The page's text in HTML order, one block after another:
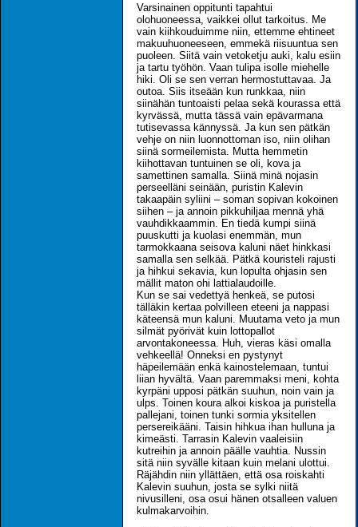
Varsinainen oppitunti tapahtui
olohuoneessa, vaikkei ollut tarkoitus. Me
vain kiihkouduimme niin, ettemme ehtineet
makuuhuoneeseen, emmekä riisuuntua sen
puoleen. Siitä vain vetoketju auki, kalu esiin
ja tartu työhön. Vaan tulipa isolle miehelle
hiki. Oli se sen verran hermostuttavaa. Ja
outoa. Siis itseään kun runkkaa, niin
siinähän tuntoaisti pelaa sekä kourassa että
kyrvässä, mutta tässä vain epävarmana
tutisevassa kännyssä. Ja kun sen pätkän
vehje on niin luonnottoman iso, niin olihan
siinä sormeilemista. Mutta hemmetin
kiihottavan tuntuinen se oli, kova ja
samettinen samalla. Siinä minä nojasin
perseelläni seinään, puristin Kalevin
takaapäin syliini – soman sopivan kokoinen
siihen – ja annoin pikkuhiljaa mennä yhä
vauhdikkaammin. En tiedä kumpi siinä
puuskutti ja kuolasi enemmän, mun
tarmokkaana seisova kaluni näet hinkkasi
samalla sen selkää. Pätkä kouristeli rajusti
ja hihkui sekavia, kun lopulta ohjasin sen
mällit maton ohi lattialaudoille.
Kun se sai vedettyä henkeä, se putosi
tälläkin kertaa polvilleen eteeni ja nappasi
käteensä mun kaluni. Muutama veto ja mun
silmät pyörivät kuin lottopallot
arvontakoneessa. Huh, vieras käsi omalla
vehkeellä! Onneksi en pystynyt
häpeilemään enkä kainostelemaan, tuntui
liian hyvältä. Vaan paremmaksi meni, kohta
kyrpäni upposi pätkän suuhun, noin vain ja
ulps. Toinen koura alkoi kiskoa ja puristella
pallejani, toinen tunki sormia yksitellen
persereikääni. Taisin hihkua ihan hulluna ja
kimeästi. Tarrasin Kalevin vaaleisiin
kutreihin ja annoin päälle vauhtia. Nussin
sitä niin syvälle kitaan kuin melani ulottui.
Räjähdin niin yllättäen, että osa roiskahti
Kalevin suuhun, josta se sylki niitä
nivusilleni, osa osui hänen otsalleen valuen
kulmakarvoihin.